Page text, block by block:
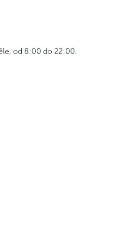
od 8:00 do 22:00.